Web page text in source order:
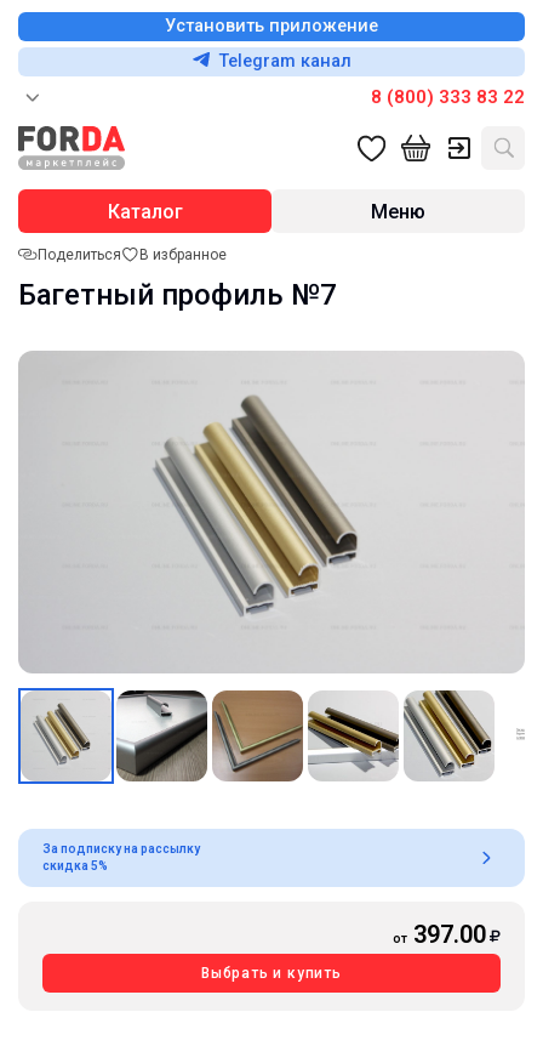
Установить приложение
Telegram канал
8 (800) 333 83 22
Каталог Меню
Поделиться В избранное
Багетный профиль №7
За подписку на рассылку
скидка 5%
от 397.00
Выбрать и купить